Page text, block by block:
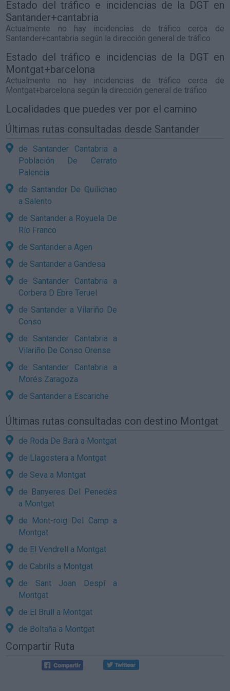
Estado del tráfico e incidencias de la DGT en
Santander+cantabria
Actualmente no hay incidencias de tráfico cerca de
Santander+cantabria según la dirección general de tráfico
Estado del tráfico e incidencias de la DGT en
Montgat+barcelona
Actualmente no hay incidencias de tráfico cerca de
Montgat+barcelona según la dirección general de tráfico
Localidades que puedes ver por el camino
Últimas rutas consultadas desde Santander
de Santander Cantabria a
Población De Cerrato
Palencia
de Santander De Quilichao
a Salento
de Santander a Royuela De
Río Franco
de Santander a Agen
de Santander a Gandesa
de Santander Cantabria a
Corbera D Ebre Teruel
de Santander a Vilariño De
Conso
de Santander Cantabria a
Vilariño De Conso Orense
de Santander Cantabria a
Morés Zaragoza
de Santander a Escariche
Últimas rutas consultadas con destino Montgat
de Roda De Barà a Montgat
de Llagostera a Montgat
de Seva a Montgat
de Banyeres Del Penedès
a Montgat
de Mont-roig Del Camp a
Montgat
de El Vendrell a Montgat
de Cabrils a Montgat
de Sant Joan Despí a
Montgat
de El Brull a Montgat
de Boltaña a Montgat
Compartir Ruta